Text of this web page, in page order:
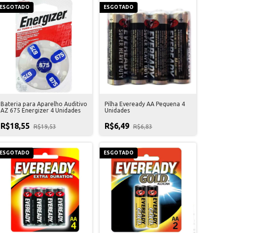
ESGOTADO
Bateria para Aparelho Auditivo
AZ 675 Energizer 4 Unidades
R$18,55 R$19,53
ESGOTADO
Pilha Eveready AA Pequena 4
Unidades
R$6,49 R$6,83
ESGOTADO ESGOTADO